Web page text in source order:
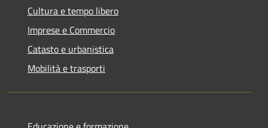
Cultura e tempo libero
Imprese e Commercio
Catasto e urbanistica
Mobilità e trasporti